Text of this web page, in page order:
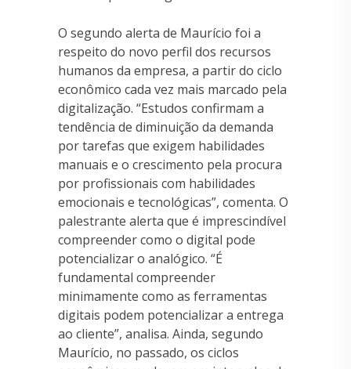
O segundo alerta de Maurício foi a
respeito do novo perfil dos recursos
humanos da empresa, a partir do ciclo
econômico cada vez mais marcado pela
digitalização. “Estudos confirmam a
tendência de diminuição da demanda
por tarefas que exigem habilidades
manuais e o crescimento pela procura
por profissionais com habilidades
emocionais e tecnológicas”, comenta. O
palestrante alerta que é imprescindível
compreender como o digital pode
potencializar o analógico. “É
fundamental compreender
minimamente como as ferramentas
digitais podem potencializar a entrega
ao cliente”, analisa. Ainda, segundo
Maurício, no passado, os ciclos